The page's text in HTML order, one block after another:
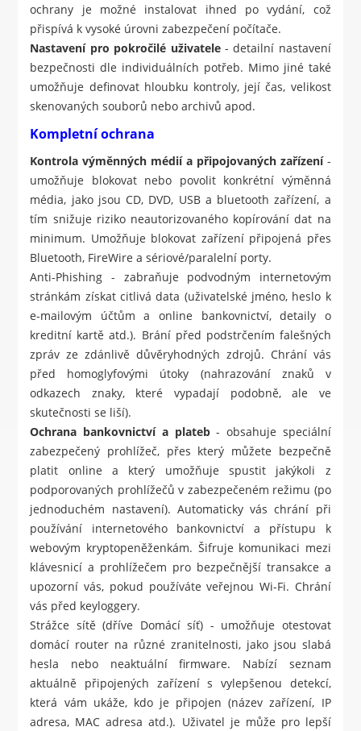
ochrany je možné instalovat ihned po vydání, což
přispívá k vysoké úrovni zabezpečení počítače.
Nastavení pro pokročilé uživatele- detailní nastavení
bezpečnosti dle individuálních potřeb. Mimo jiné také
umožňuje definovat hloubku kontroly, její čas, velikost
skenovaných souborů nebo archivů apod.
Kompletní ochrana
Kontrola výměnných médií a připojovaných zařízení-
umožňuje blokovat nebo povolit konkrétní výměnná
média, jako jsou CD, DVD, USB a bluetooth zařízení, a
tím snižuje riziko neautorizovaného kopírování dat na
minimum. Umožňuje blokovat zařízení připojená přes
Bluetooth, FireWire a sériové/paralelní porty.
Anti-Phishing - zabraňuje podvodným internetovým
stránkám získat citlivá data (uživatelské jméno, heslo k
e-mailovým účtům a online bankovnictví, detaily o
kreditní kartě atd.). Brání před podstrčením falešných
zpráv ze zdánlivě důvěryhodných zdrojů. Chrání vás
před homoglyfovými útoky (nahrazování znaků v
odkazech znaky, které vypadají podobně, ale ve
skutečnosti se liší).
Ochrana bankovnictví a plateb- obsahuje speciální
zabezpečený prohlížeč, přes který můžete bezpečně
platit online a který umožňuje spustit jakýkoli z
podporovaných prohlížečů v zabezpečeném režimu (po
jednoduchém nastavení). Automaticky vás chrání při
používání internetového bankovnictví a přístupu k
webovým kryptopeněženkám. Šifruje komunikaci mezi
klávesnicí a prohlížečem pro bezpečnější transakce a
upozorní vás, pokud používáte veřejnou Wi-Fi. Chrání
vás před keyloggery.
Strážce sítě (dříve Domácí síť) - umožňuje otestovat
domácí router na různé zranitelnosti, jako jsou slabá
hesla nebo neaktuální firmware. Nabízí seznam
aktuálně připojených zařízení s vylepšenou detekcí,
která vám ukáže, kdo je připojen (název zařízení, IP
adresa, MAC adresa atd.). Uživatel je může pro lepší